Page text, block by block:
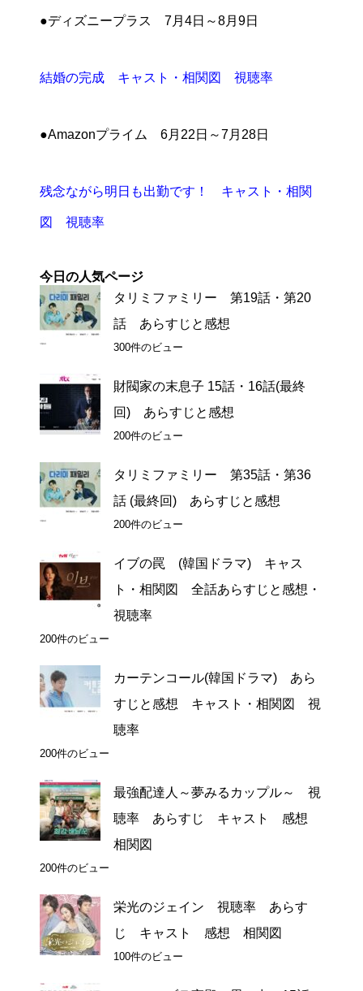
●ディズニープラス 7月4日～8月9日
結婚の完成 キャスト・相関図 視聴率
●Amazonプライム 6月22日～7月28日
残念ながら明日も出勤です！ キャスト・相関
図 視聴率
今日の人気ページ
タリミファミリー 第19話・第20
話 あらすじと感想
300件のビュー
財閥家の末息子 15話・16話(最終
回) あらすじと感想
200件のビュー
タリミファミリー 第35話・第36
話 (最終回) あらすじと感想
200件のビュー
イブの罠 (韓国ドラマ) キャス
ト・相関図 全話あらすじと感想・
視聴率
200件のビュー
カーテンコール(韓国ドラマ) あら
すじと感想 キャスト・相関図 視
聴率
200件のビュー
最強配達人～夢みるカップル～ 視
聴率 あらすじ キャスト 感想
相関図
200件のビュー
栄光のジェイン 視聴率 あらす
じ キャスト 感想 相関図
100件のビュー